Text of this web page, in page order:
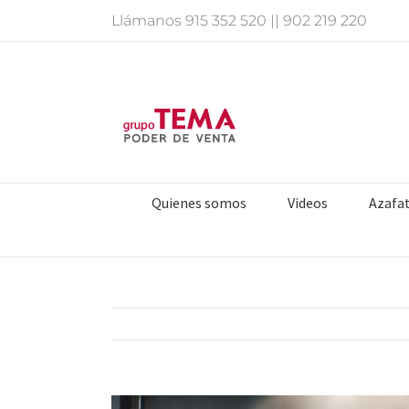
Llámanos 915 352 520 || 902 219 220
Quienes somos Videos